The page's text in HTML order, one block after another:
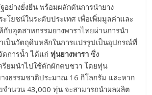
อย่างยั่งยืน พร้อมผลักดันการนำยาง
โยชน์ในระดับประเทศ เพื่อเพิ่มมูลค่าและ
กับอุตสาหกรรมยางพาราไทยผ่านการนำ
เป็นวัตถุดิบหลักในการแปรรูปเป็นอุปกรณ์ที่
ดการน้ำ ได้แก่ทุ่นยางพารา ซึ่ง
รียมนำไปใช้ดักผักตบชวา โดยทุ่น
งธรรมชาติประมาณ 16 กิโลกรัม และหาก
จำนวน 43,000 ทุ่น จะสามารถนำผลผลิต